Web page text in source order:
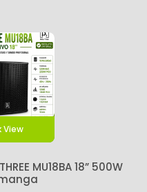
View
MU18BA 18” 500W